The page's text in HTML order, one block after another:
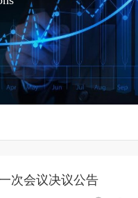
次会议决议公告